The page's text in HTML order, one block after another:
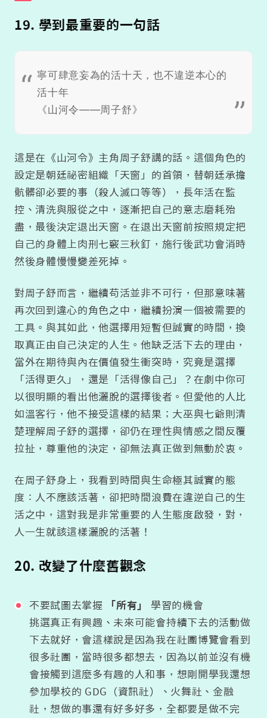
19. 學到最重要的一句話
寧可肆意妄為的活十天，也不違逆本心的
活十年
《山河令——周子舒》
這是在《山河令》主角周子舒講的話。這個角色的
設定是朝廷祕密組織「天窗」的首領，替朝廷承擔
骯髒卻必要的事（殺人滅口等等），長年活在監
控、清洗與服從之中，逐漸把自己的意志磨耗殆
盡，最後決定退出天窗。在退出天窗前按照規定把
自己的身體上肉刑七竅三秋釘，施行後武功會消時
然後身體慢慢變差死掉。
對周子舒而言，繼續苟活並非不可行，但那意味著
再次回到違心的角色之中，繼續扮演一個被需要的
工具。與其如此，他選擇用短暫但誠實的時間，換
取真正由自己決定的人生。他缺乏活下去的理由，
當外在期待與內在價值發生衝突時，究竟是選擇
「活得更久」，還是「活得像自己」？在劇中你可
以很明顯的看出他灑脫的選擇後者。但愛他的人比
如溫客行，他不接受這樣的結果；大巫與七爺則清
楚理解周子舒的選擇，卻仍在理性與情感之間反覆
拉扯，尊重他的決定，卻無法真正做到無動於衷。
在周子舒身上，我看到時間與生命極其誠實的態
度：人不應該活著，卻把時間浪費在違逆自己的生
活之中，這對我是非常重要的人生態度啟發，對，
人一生就該這樣灑脫的活著！
20. 改變了什麼舊觀念
不要試圖去掌握 「所有」
學習的機會
挑選真正有興趣、未來可能會持續下去的活動做
下去就好，會這樣說是因為我在社團博覽會看到
很多社團，當時很多都想去，因為以前並沒有機
會接觸到這麼多有趣的人和事，想剛開學我還想
參加學校的 GDG（資訊社）、火舞社、金融
社，想做的事還有好多好多，全都要是做不完